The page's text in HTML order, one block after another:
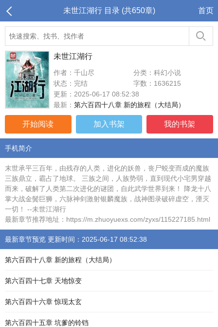
未世江湖行 目录 (共650章) 首页
未世江湖行
作者：千山尽
分类：科幻小说
状态：完结
字数：1636215
更新：2025-06-17 08:52:38
最新： 第六百四十八章 新的旅程（大结局）
开始阅读 加入书架 我的书架
手机简介
末世承平三百年，由残存的人类，进化的妖兽，丧尸蜕变而成的魔族
三族鼎立，霸占了地球。 三族之间，人族势弱，直到现代小宅男穿越
而来，破解了人类第二次进化的谜团，自此武学世界到来！ 降龙十八
掌大战金鬓巨狮，六脉神剑激射银麟魔族，战神图录破碎虚空，湮灭
一切！ --未世江湖行
最新章节推荐地址：https://m.zhuoyuexs.com/zyxs/115227185.html
最新章节预览 更新时间：2025-06-17 08:52:38
第六百四十八章 新的旅程（大结局）
第六百四十七章 天地惊变
第六百四十六章 惊现太玄
第六百四十五章 坑爹的铃铛